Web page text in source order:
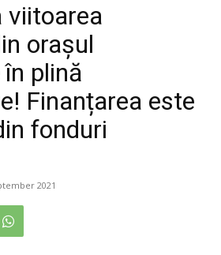
viitoarea
orașul
plină
Finanțarea este
fonduri
2021